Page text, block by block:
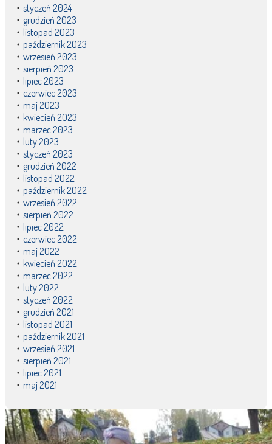
styczeń 2024
grudzień 2023
listopad 2023
październik 2023
wrzesień 2023
sierpień 2023
lipiec 2023
czerwiec 2023
maj 2023
kwiecień 2023
marzec 2023
luty 2023
styczeń 2023
grudzień 2022
listopad 2022
październik 2022
wrzesień 2022
sierpień 2022
lipiec 2022
czerwiec 2022
maj 2022
kwiecień 2022
marzec 2022
luty 2022
styczeń 2022
grudzień 2021
listopad 2021
październik 2021
wrzesień 2021
sierpień 2021
lipiec 2021
maj 2021